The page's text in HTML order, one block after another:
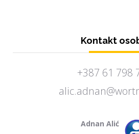
Kontakt
+387 61 798
Adnan Alić